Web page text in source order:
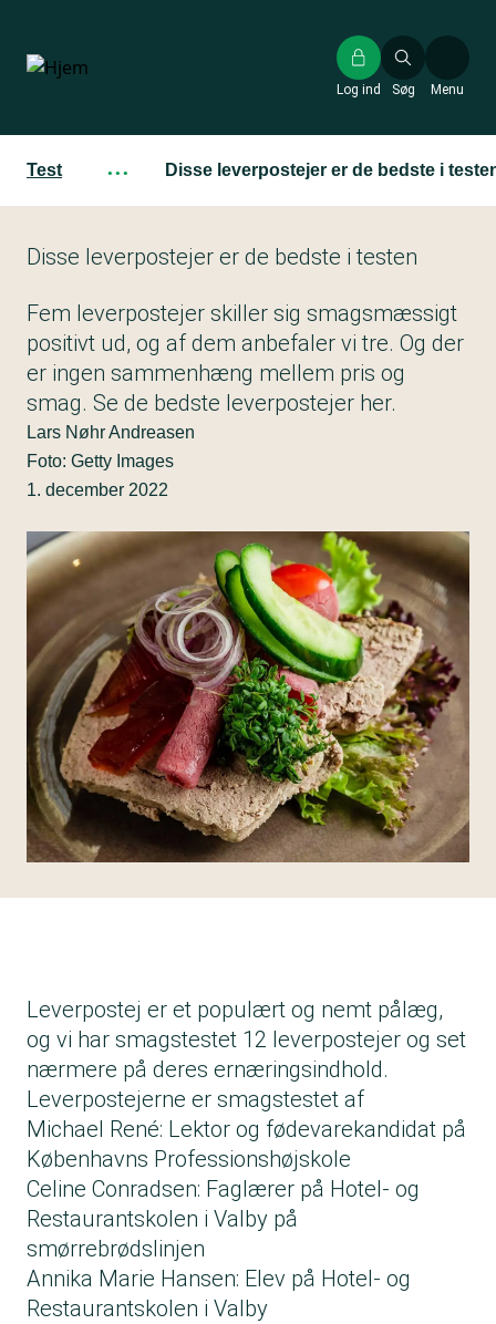
hovedindhold
Søg
Log ind Menu
Test ··· Disse leverpostejer er de bedste i
Disse leverpostejer er de bedste i testen
Fem leverpostejer skiller sig smagsmæssigt
positivt ud, og af dem anbefaler vi tre. Og der
er ingen sammenhæng mellem pris og
smag. Se de bedste leverpostejer her.
Lars Nøhr Andreasen
Foto: Getty Images
1. december 2022
Leverpostej er et populært og nemt pålæg,
og vi har smagstestet 12 leverpostejer og set
nærmere på deres ernæringsindhold.
Leverpostejerne er smagstestet af
Michael René: Lektor og fødevarekandidat på
Københavns Professionshøjskole
Celine Conradsen: Faglærer på Hotel- og
Restaurantskolen i Valby på
smørrebrødslinjen
Annika Marie Hansen: Elev på Hotel- og
Restaurantskolen i Valby